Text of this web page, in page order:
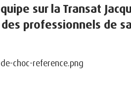
sur la Transat
des professionnels de